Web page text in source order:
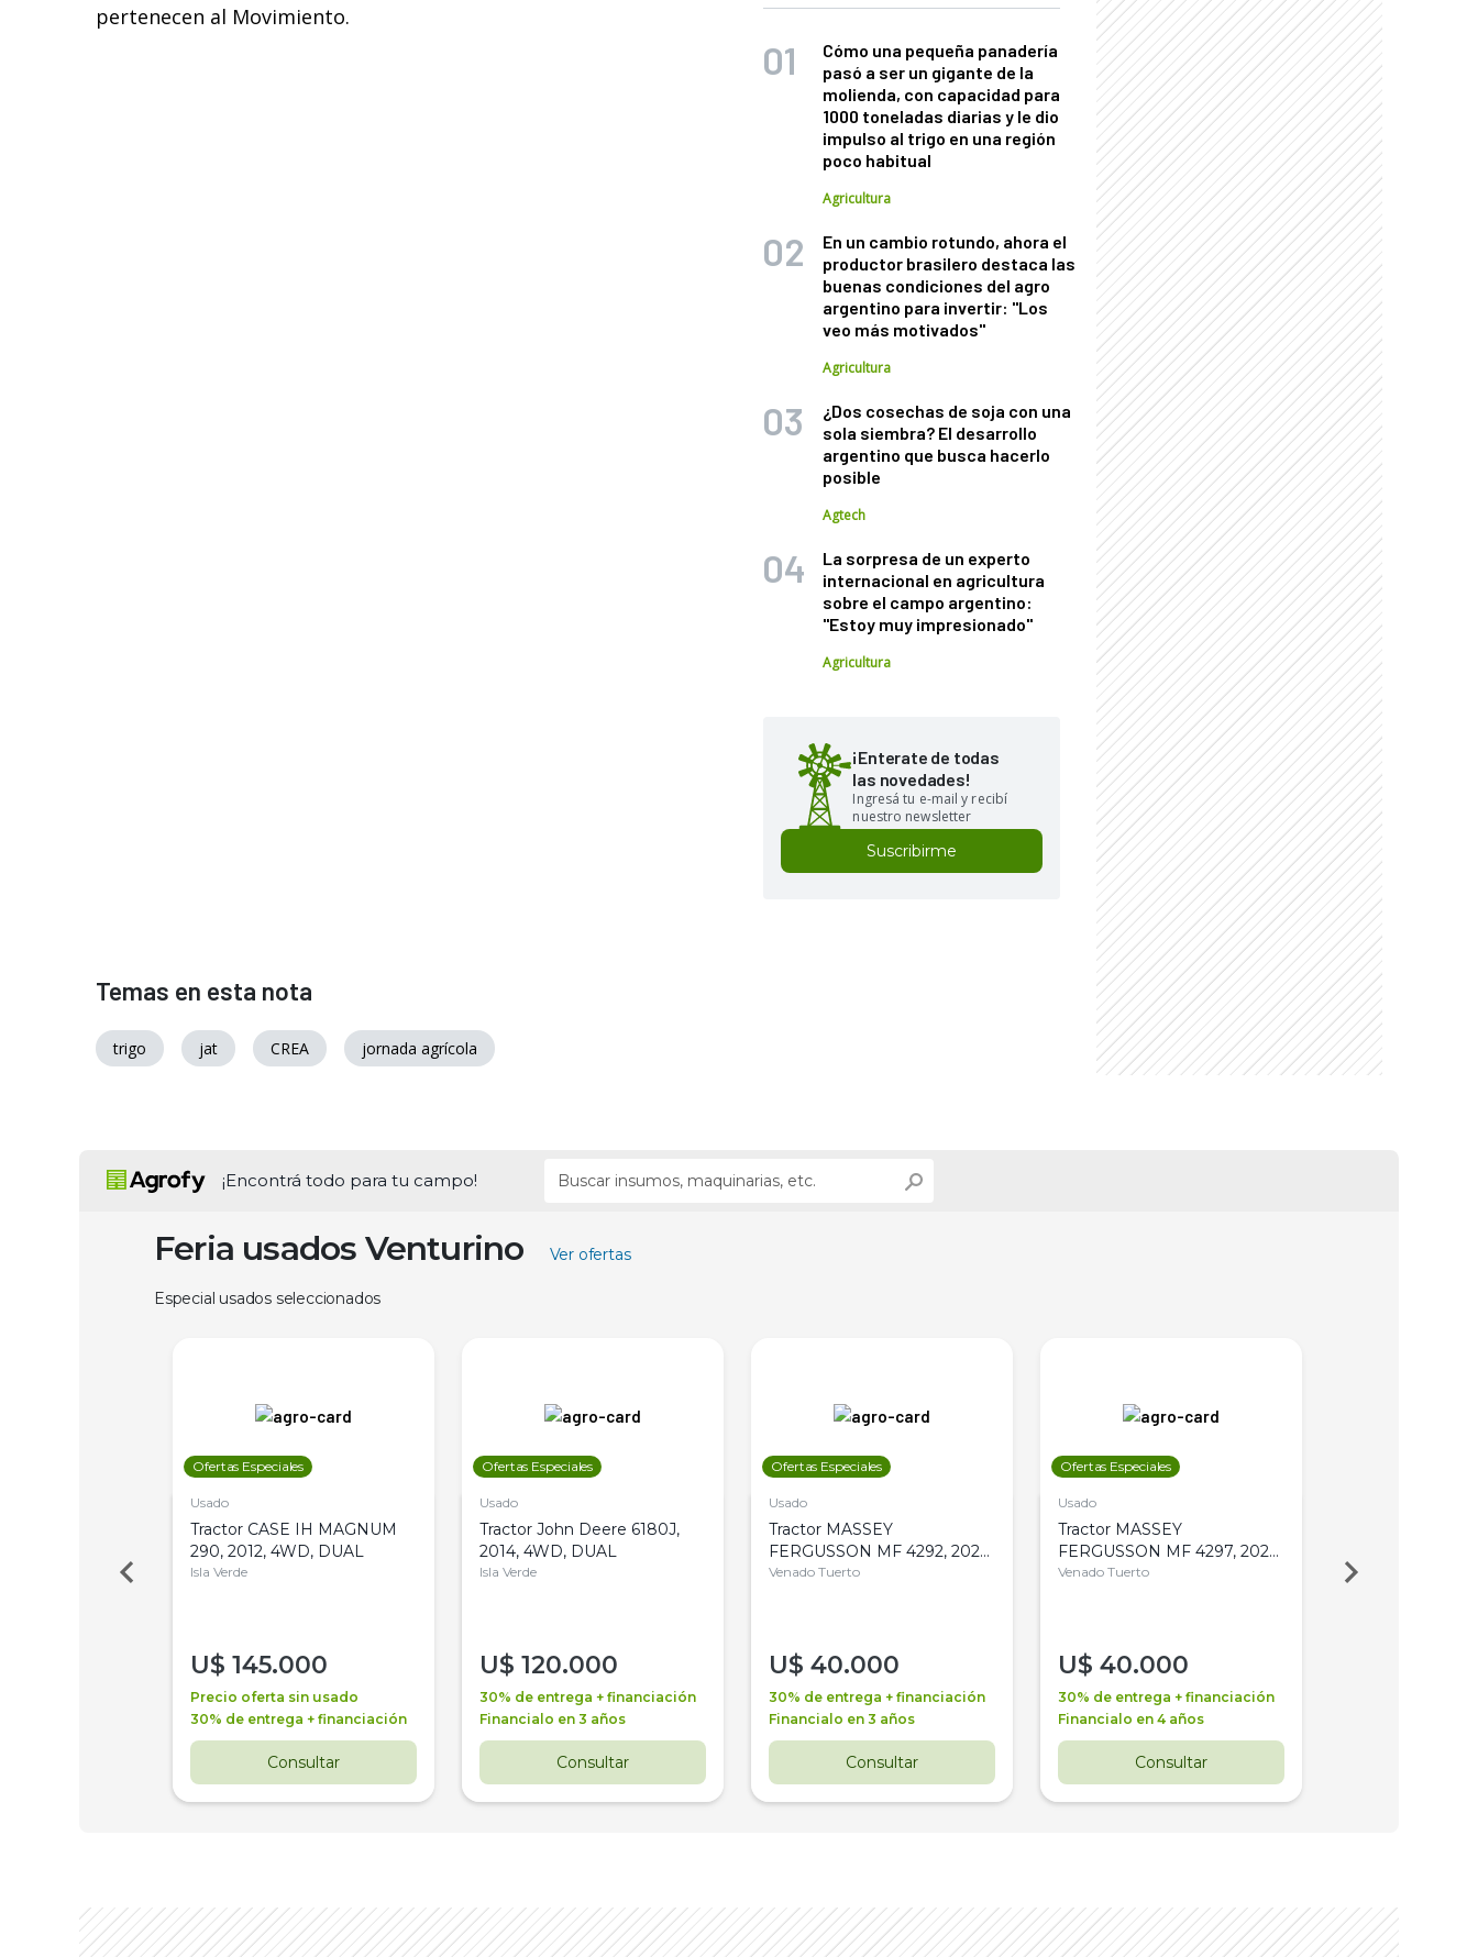
pertenecen al Movimiento.
Cómo una pequeña panadería
pasó a ser un gigante de la
molienda, con capacidad para
1000 toneladas diarias y le dio
impulso al trigo en una región
poco habitual
Agricultura
En un cambio rotundo, ahora el
productor brasilero destaca las
buenas condiciones del agro
argentino para invertir: "Los
veo más motivados"
Agricultura
¿Dos cosechas de soja con una
sola siembra? El desarrollo
argentino que busca hacerlo
posible
Agtech
La sorpresa de un experto
internacional en agricultura
sobre el campo argentino:
"Estoy muy impresionado"
Agricultura
¡Enterate de todas
las novedades!
Ingresá tu e-mail y recibí
nuestro newsletter
Suscribirme
Temas en esta nota
trigo jat CREA jornada agrícola
¡Encontrá todo para tu campo!
Feria usados Venturino Ver ofertas
Especial usados seleccionados
Ofertas Especiales
Usado
Tractor CASE IH MAGNUM
290, 2012, 4WD, DUAL
Isla Verde
U$ 145.000
Precio oferta sin usado
30% de entrega + financiación
Consultar
Ofertas Especiales
Usado
Tractor John Deere 6180J,
2014, 4WD, DUAL
Isla Verde
U$ 120.000
30% de entrega + financiación
Financialo en 3 años
Consultar
Ofertas Especiales
Usado
Tractor MASSEY
FERGUSSON MF 4292, 2020,
4WD, PATON
Venado Tuerto
U$ 40.000
30% de entrega + financiación
Financialo en 3 años
Consultar
Ofertas Especiales
Usado
Tractor MASSEY
FERGUSSON MF 4297, 2020,
4WD, PATON
Venado Tuerto
U$ 40.000
30% de entrega + financiación
Financialo en 4 años
Consultar
Venado Tuerto